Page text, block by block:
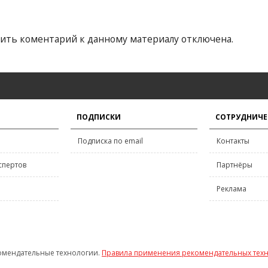
коментарий к данному материалу отключена.
ПОДПИСКИ
Подписка по email Контакты
Партнёры
Реклама
технологии. Правила применения рекомендательных